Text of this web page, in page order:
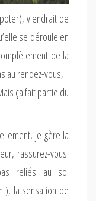
viendrait de
se déroule en
de la
au rendez-vous, il
ça fait partie du
je gère la
rassurez-vous.
reliés au sol
la sensation de